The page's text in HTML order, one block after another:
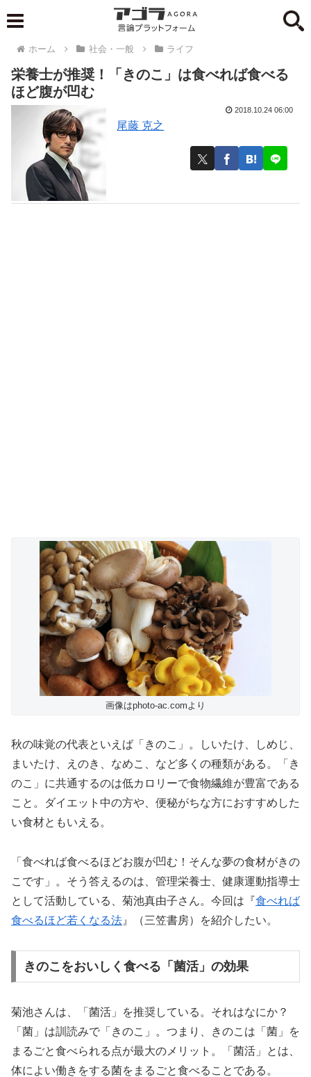
ホーム 社会・一般 ライフ
栄養士が推奨！「きのこ」は食べれば食べる
ほど腹が凹む
尾藤 克之
2018.10.24 06:00
画像はphoto-ac.comより
秋の味覚の代表といえば「きのこ」。しいたけ、しめじ、
まいたけ、えのき、なめこ、など多くの種類がある。「き
のこ」に共通するのは低カロリーで食物繊維が豊富である
こと。ダイエット中の方や、便秘がちな方におすすめした
い食材ともいえる。
「食べれば食べるほどお腹が凹む！そんな夢の食材がきの
こです」。そう答えるのは、管理栄養士、健康運動指導士
として活動している、菊池真由子さん。今回は『食べれば
食べるほど若くなる法 』（三笠書房）を紹介したい。
きのこをおいしく食べる「菌活」の効果
菊池さんは、「菌活」を推奨している。それはなにか？
「菌」は訓読みで「きのこ」。つまり、きのこは「菌」を
まるごと食べられる点が最大のメリット。「菌活」とは、
体によい働きをする菌をまるごと食べることである。